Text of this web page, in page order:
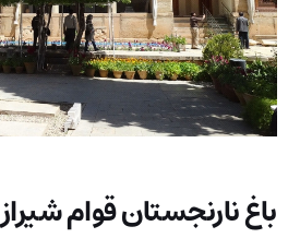
باغ نارنجستان قوام شیراز